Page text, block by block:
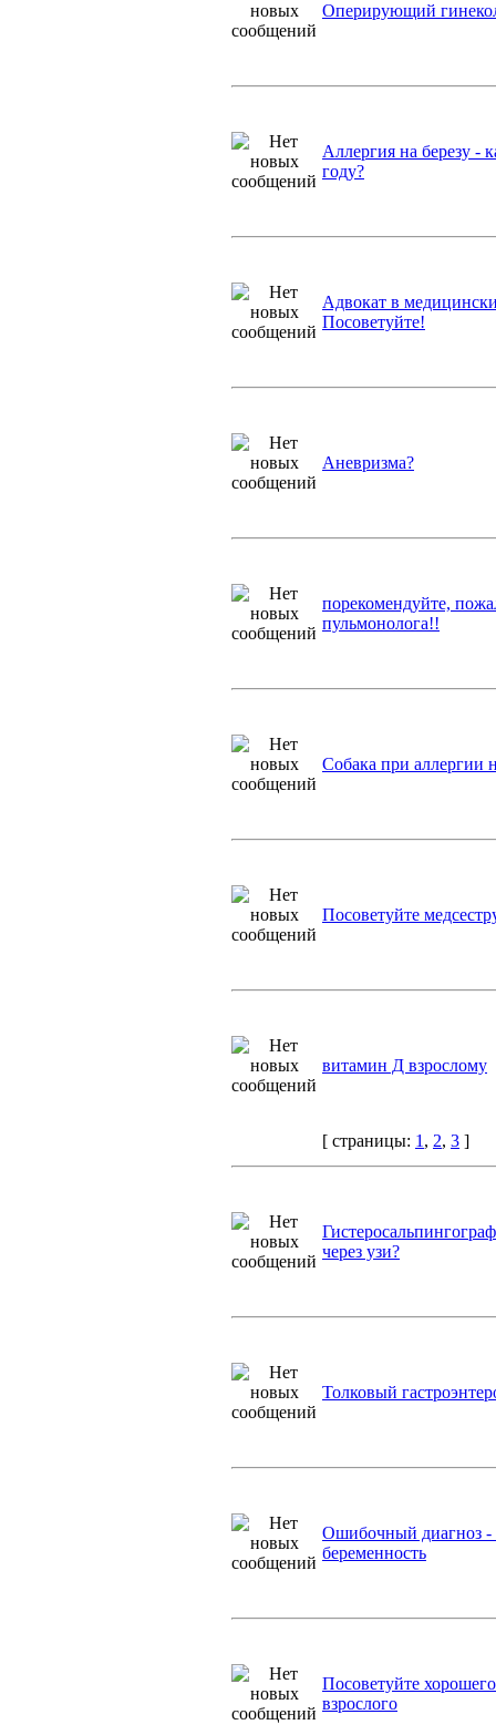
Оперирующий
Аллергия на березу -
году?
Адвокат в
Посоветуйте!
Аневризма?
порекомендуйте,
пульмонолога!!
Собака при аллергии
Посоветуйте
витамин Д взросломy
[ страницы: 1 , 2, 3 ]
через узи?
Толковый
Ошибочный диагноз -
беременность
Посоветуйте
взрослого